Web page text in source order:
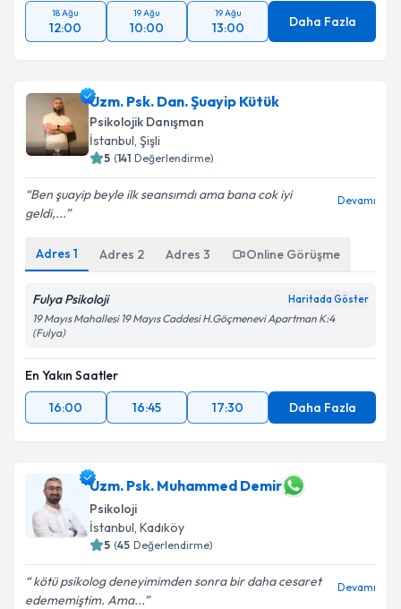
18 Ağu
12:00
19 Ağu
10:00
19 Ağu
13:00 Daha Fazla
Uzm. Psk. Dan. Şuayip Kütük
Psikolojik Danışman
İstanbul, Şişli
5 (141 Değerlendirme)
Ben şuayip beyle ilk seansımdı ama bana cok iyi
geldi,...
Devamı
Adres 1 Adres 2 Adres 3 Online Görüşme
Fulya Psikoloji Haritada Göster
19 Mayıs Mahallesi 19 Mayıs Caddesi H.Göçmenevi Apartman K:4
(Fulya)
En Yakın Saatler
16:00
16:45 17:30 Daha Fazla
Uzm. Psk. Muhammed Demir
Psikoloji
İstanbul, Kadıköy
5 (45 Değerlendirme)
kötü psikolog deneyimimden sonra bir daha cesaret
edememiştim. Ama...
Devamı